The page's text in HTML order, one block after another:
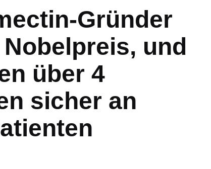
Gründer
und
über 4
sicher an